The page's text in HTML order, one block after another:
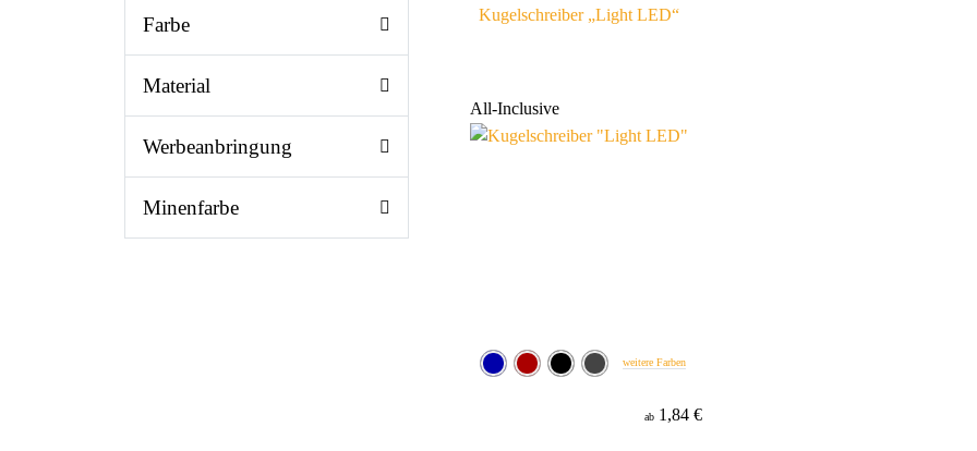
Farbe
Material
Werbeanbringung
Minenfarbe
Kugelschreiber „Light LED“
All-Inclusive
weitere Farben
ab 1,84 €